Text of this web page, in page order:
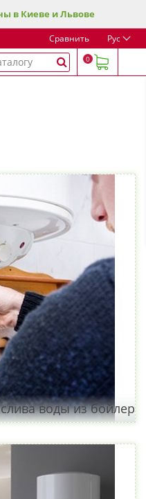
в Киеве и Львове
Сравнить Рус
0
воды из бойлера